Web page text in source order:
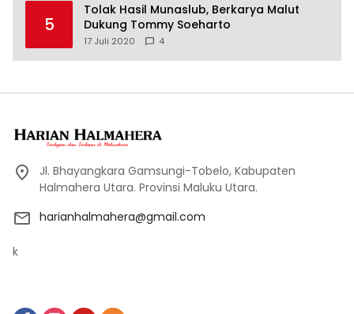
5
Tolak Hasil Munaslub, Berkarya Malut
Dukung Tommy Soeharto
17 Juli 2020 4
Jl. Bhayangkara Gamsungi-Tobelo, Kabupaten
Halmahera Utara. Provinsi Maluku Utara.
harianhalmahera@gmail.com
k